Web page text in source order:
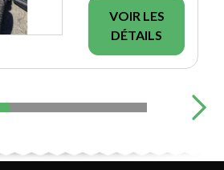
VOIR LES
DÉTAILS